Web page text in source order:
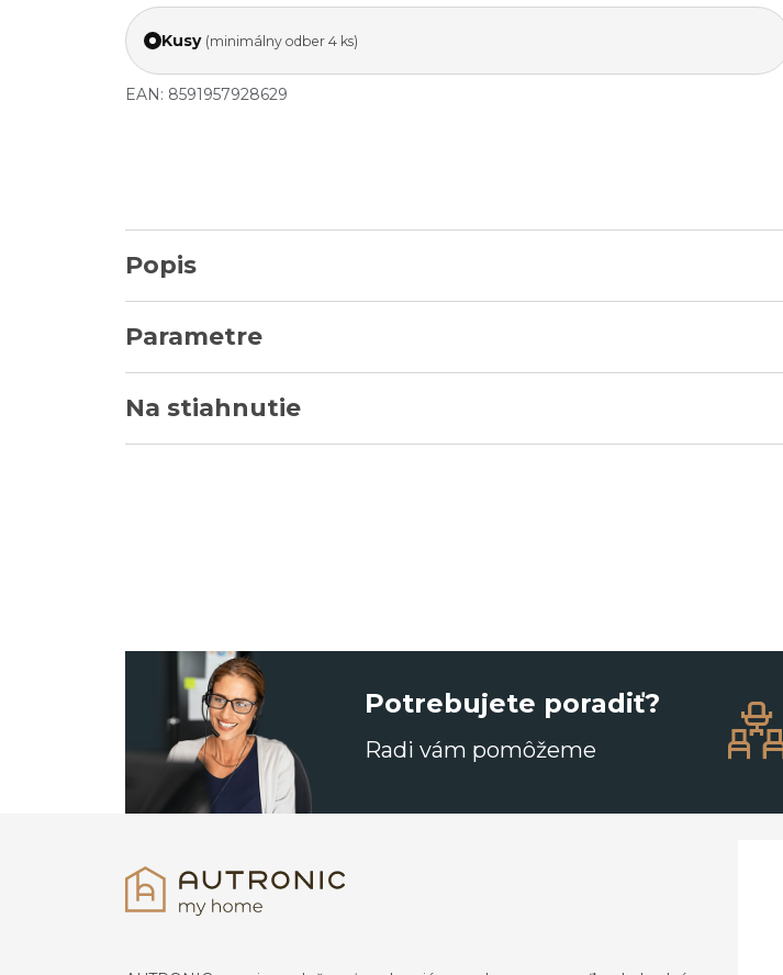
Kusy (minimálny odber 4 ks)
EAN: 8591957928629
Popis
Parametre
Na stiahnutie
Potrebujete poradiť?
Radi vám pomôžeme